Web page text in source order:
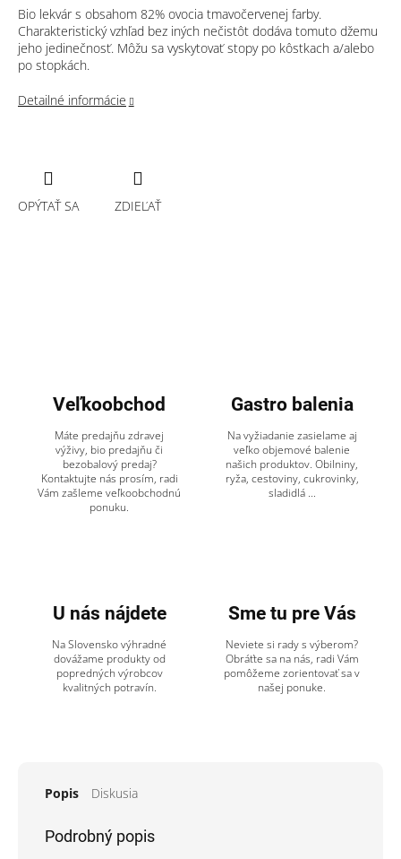
Bio lekvár s obsahom 82% ovocia tmavočervenej farby.
Charakteristický vzhľad bez iných nečistôt dodáva tomuto džemu
jeho jedinečnosť. Môžu sa vyskytovať stopy po kôstkach a/alebo
po stopkách.
Detailné informácie
OPÝTAŤ SA ZDIEĽAŤ
Veľkoobchod
Máte predajňu zdravej
výživy, bio predajňu či
bezobalový predaj?
Kontaktujte nás prosím, radi
Vám zašleme veľkoobchodnú
ponuku.
Gastro balenia
Na vyžiadanie zasielame aj
veľko objemové balenie
našich produktov. Obilniny,
ryža, cestoviny, cukrovinky,
sladidlá ...
U nás nájdete
Na Slovensko výhradné
dovážame produkty od
popredných výrobcov
kvalitných potravín.
Sme tu pre Vás
Neviete si rady s výberom?
Obráťte sa na nás, radi Vám
pomôžeme zorientovať sa v
našej ponuke.
Popis Diskusia
Podrobný popis